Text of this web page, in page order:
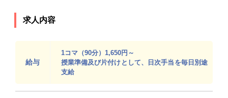
求人内容
給与
1コマ（90分）1,650円～
授業準備及び片付けとして、日次手当を毎日別途
支給